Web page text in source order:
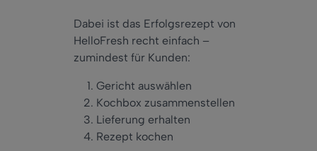
Dabei ist das Erfolgsrezept von
HelloFresh recht einfach –
zumindest für Kunden:
Gericht auswählen
Kochbox zusammenstellen
Lieferung erhalten
Rezept kochen